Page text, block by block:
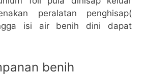
peralatan penghisap(
isi air benih dini dapat
benih